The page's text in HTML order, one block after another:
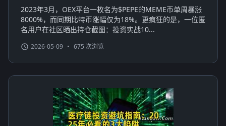
2023年3月，OEX平台一枚名为$PEPE的MEME币单周暴涨
8000%，而同期比特币涨幅仅为18%。更疯狂的是，一位匿
名用户在社区晒出持仓截图：投资实战10...
2026-05-09 • 675 次浏览